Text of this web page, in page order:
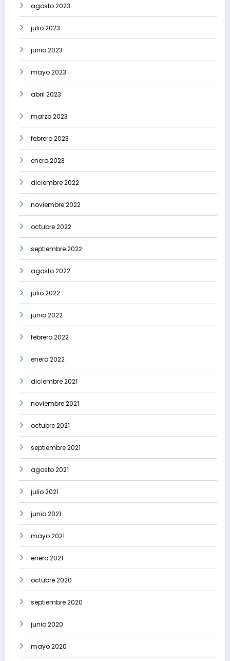
agosto 2023
julio 2023
junio 2023
mayo 2023
abril 2023
marzo 2023
febrero 2023
enero 2023
diciembre 2022
noviembre 2022
octubre 2022
septiembre 2022
agosto 2022
julio 2022
junio 2022
febrero 2022
enero 2022
diciembre 2021
noviembre 2021
octubre 2021
septiembre 2021
agosto 2021
julio 2021
junio 2021
mayo 2021
enero 2021
octubre 2020
septiembre 2020
junio 2020
mayo 2020